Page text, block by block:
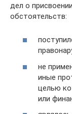
дел о
обстоятельств:
не
иные
целью
или